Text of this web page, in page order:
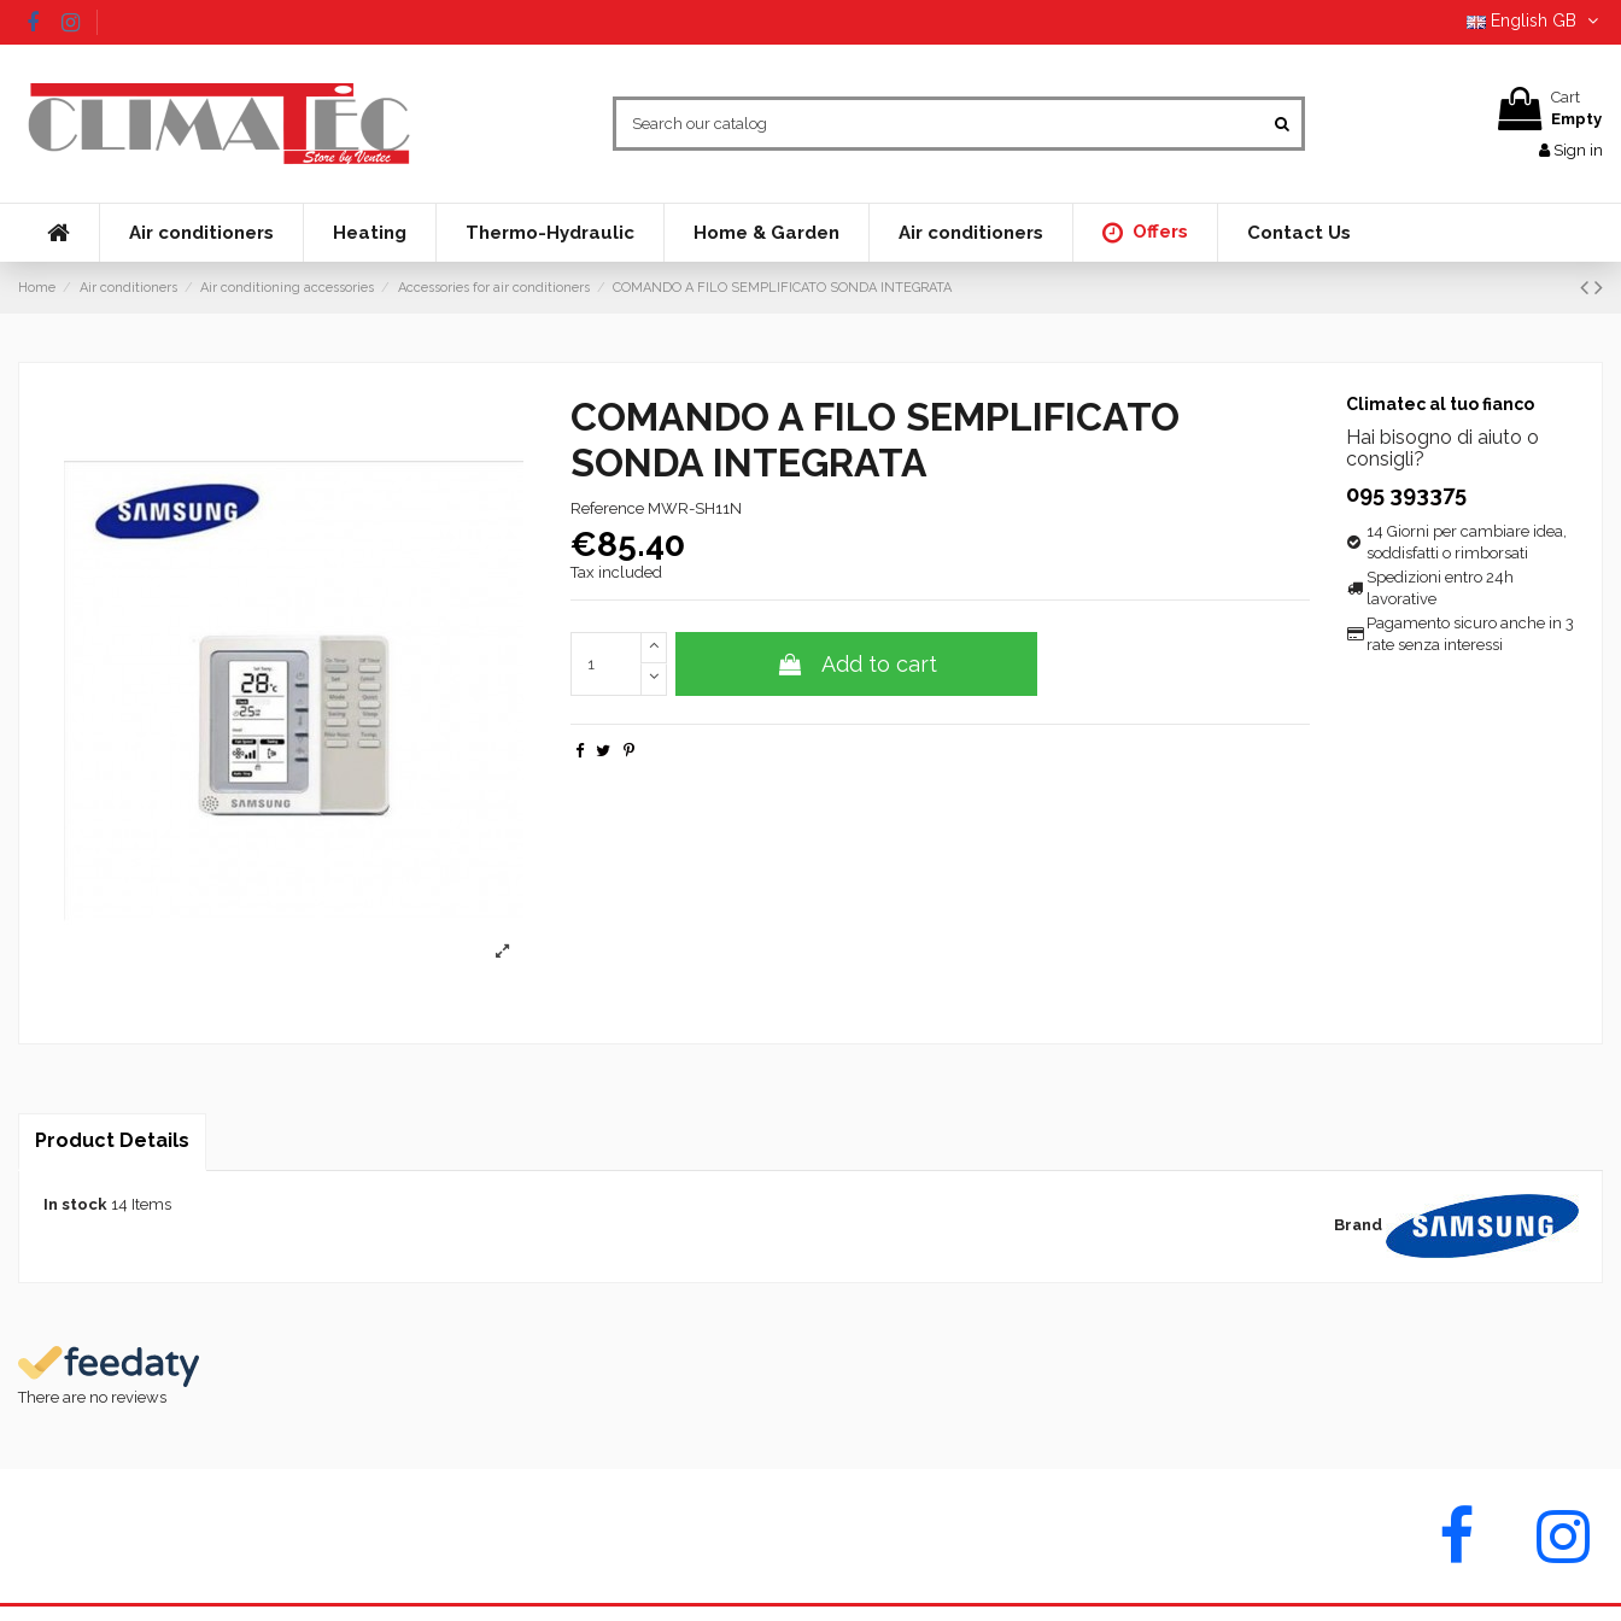
English GB
Cart
Empty
Sign in
Air conditioners Heating Thermo-Hydraulic Home & Garden Air conditioners Offers Contact Us
Home Air conditioners Air conditioning accessories Accessories for air conditioners COMANDO A FILO SEMPLIFICATO SONDA INTEGRATA
COMANDO A FILO SEMPLIFICATO
SONDA INTEGRATA
Reference MWR-SH11N
€85.40
Tax included
Add to cart
Climatec al tuo fianco
Hai bisogno di aiuto o
consigli?
095 393375
14 Giorni per cambiare idea,
soddisfatti o rimborsati
Spedizioni entro 24h
lavorative
Pagamento sicuro anche in 3
rate senza interessi
Product Details
Brand
In stock 14 Items
There are no reviews